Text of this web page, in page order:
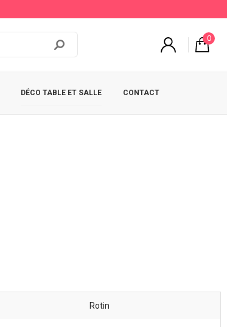
0
DÉCO TABLE ET SALLE CONTACT
Rotin